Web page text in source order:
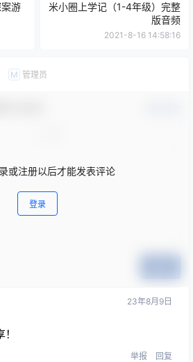
游
米小圈上学记（1-4年级）完整
版音频
2021-8-16 14:58:16
M 管理员
或注册以后才能发表评论
登录
23年8月9日
举报 回复